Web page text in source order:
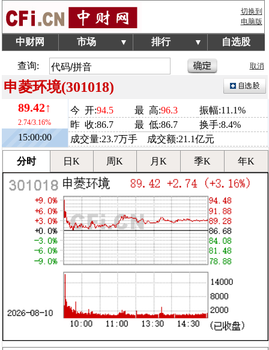
切换到
电脑版
中财网 市场 ▼ 排行 ▼ 自选股
查询: 取消
申菱环境(301018)
89.42↑
2.74/3.16%
15:00:00
今 开:94.5 最 高:96.3
振幅:11.1%
昨 收:86.7
最 低:86.7
换手:8.4%
成交量:23.7万手 成交额:21.1亿元
分时 日K 周K 月K 季K 年K